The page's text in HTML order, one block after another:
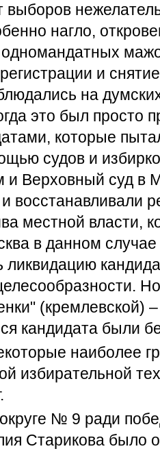
выборов
нагло,
и
на
это был просто
которые
судов и
и Верховный суд в
восстанавливали
местной власти,
в данном
ликвидацию
кандидата были
наиболее
избирательной
№ 9 ради
Старикова было